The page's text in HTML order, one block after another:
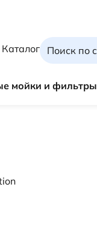
Каталог
мойки и фильтры